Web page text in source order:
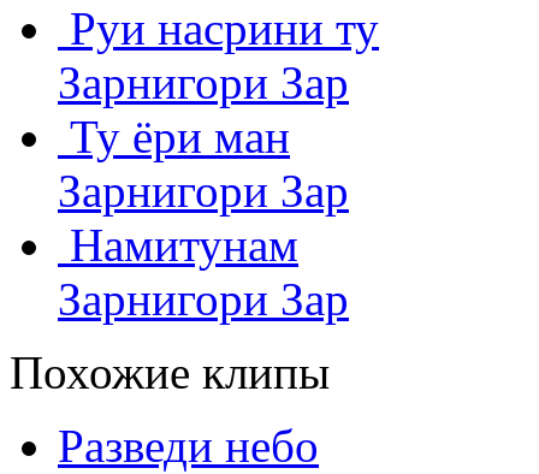
Руи насрини ту
Зарнигори Зар
Ту ёри ман
Зарнигори Зар
Намитунам
Зарнигори Зар
Похожие клипы
Разведи небо